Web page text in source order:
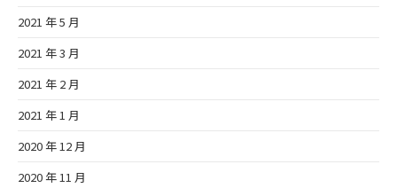
2021 年 5 月
2021 年 3 月
2021 年 2 月
2021 年 1 月
2020 年 12 月
2020 年 11 月